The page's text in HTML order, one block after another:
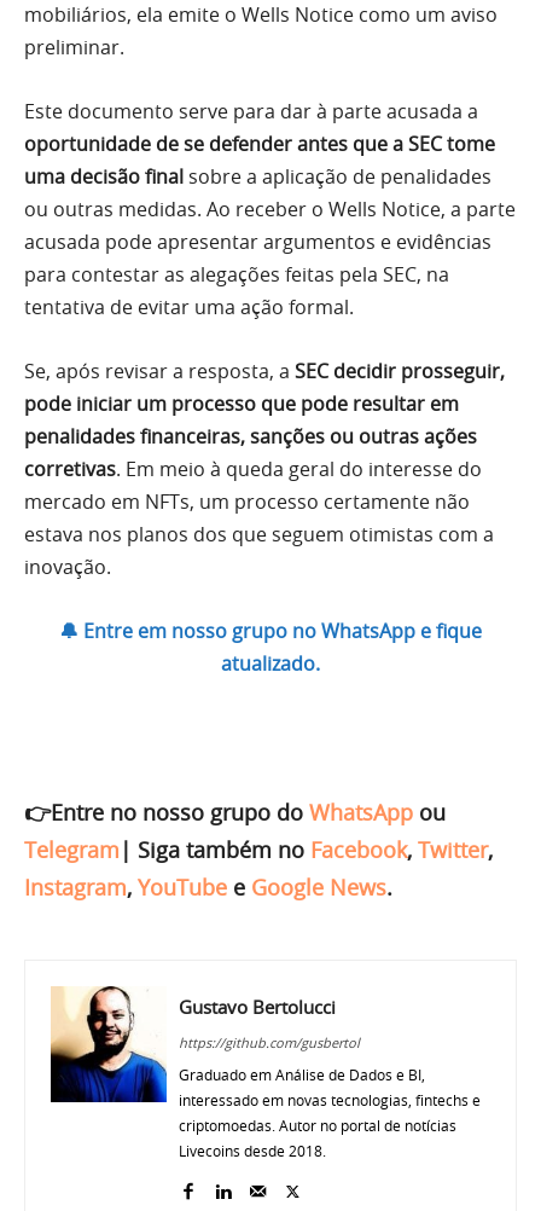
mobiliários, ela emite o Wells Notice como um aviso
preliminar.
Este documento serve para dar à parte acusada a
oportunidade de se defender antes que a SEC tome
uma decisão final sobre a aplicação de penalidades
ou outras medidas. Ao receber o Wells Notice, a parte
acusada pode apresentar argumentos e evidências
para contestar as alegações feitas pela SEC, na
tentativa de evitar uma ação formal.
Se, após revisar a resposta, a SEC decidir prosseguir,
pode iniciar um processo que pode resultar em
penalidades financeiras, sanções ou outras ações
corretivas. Em meio à queda geral do interesse do
mercado em NFTs, um processo certamente não
estava nos planos dos que seguem otimistas com a
inovação.
🔔 Entre em nosso grupo no WhatsApp e fique
atualizado.
👉Entre no nosso grupo do WhatsApp ou
Telegram | Siga também no Facebook, Twitter,
Instagram, YouTube e Google News.
Gustavo Bertolucci
https://github.com/gusbertol
Graduado em Análise de Dados e BI,
interessado em novas tecnologias, fintechs e
criptomoedas. Autor no portal de notícias
Livecoins desde 2018.